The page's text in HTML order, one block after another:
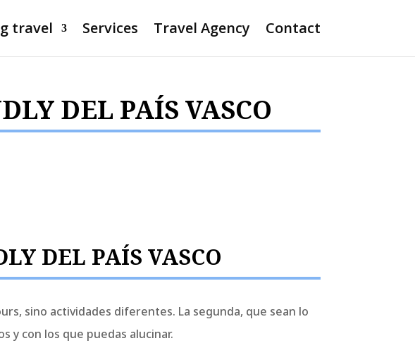
travel Services Travel Agency Contact
DEL PAÍS VASCO
DEL PAÍS VASCO
sino actividades diferentes. La segunda, que sean lo
y con los que puedas alucinar.